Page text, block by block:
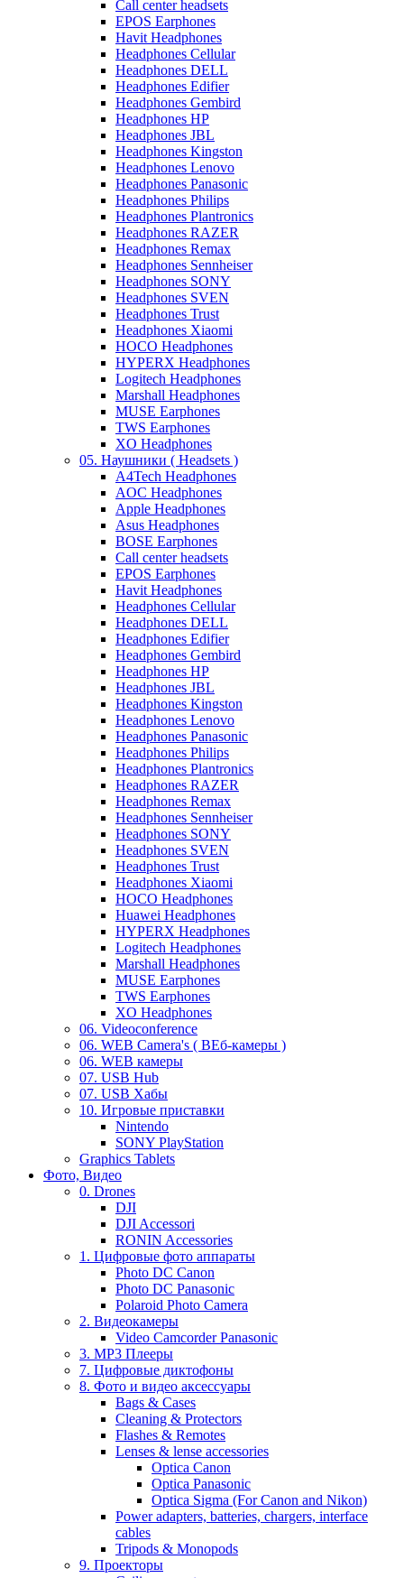
Call center headsets
EPOS Earphones
Havit Headphones
Headphones Cellular
Headphones DELL
Headphones Edifier
Headphones Gembird
Headphones HP
Headphones JBL
Headphones Kingston
Headphones Lenovo
Headphones Panasonic
Headphones Philips
Headphones Plantronics
Headphones RAZER
Headphones Remax
Headphones Sennheiser
Headphones SONY
Headphones SVEN
Headphones Trust
Headphones Xiaomi
HOCO Headphones
HYPERX Headphones
Logitech Headphones
Marshall Headphones
MUSE Earphones
TWS Earphones
XO Headphones
05. Наушники ( Headsets )
A4Tech Headphones
AOC Headphones
Apple Headphones
Asus Headphones
BOSE Earphones
Call center headsets
EPOS Earphones
Havit Headphones
Headphones Cellular
Headphones DELL
Headphones Edifier
Headphones Gembird
Headphones HP
Headphones JBL
Headphones Kingston
Headphones Lenovo
Headphones Panasonic
Headphones Philips
Headphones Plantronics
Headphones RAZER
Headphones Remax
Headphones Sennheiser
Headphones SONY
Headphones SVEN
Headphones Trust
Headphones Xiaomi
HOCO Headphones
Huawei Headphones
HYPERX Headphones
Logitech Headphones
Marshall Headphones
MUSE Earphones
TWS Earphones
XO Headphones
06. Videoconference
06. WEB Camera's ( ВЕб-камеры )
06. WEB камеры
07. USB Hub
07. USB Хабы
10. Игровые приставки
Nintendo
SONY PlayStation
Graphics Tablets
Фото, Видео
0. Drones
DJI
DJI Accessori
RONIN Accessories
1. Цифровые фото аппараты
Photo DC Canon
Photo DC Panasonic
Polaroid Photo Camera
2. Видеокамеры
Video Camcorder Panasonic
3. MP3 Плееры
7. Цифровые диктофоны
8. Фото и видео аксессуары
Bags & Cases
Cleaning & Protectors
Flashes & Remotes
Lenses & lense accessories
Optica Canon
Optica Panasonic
Optica Sigma (For Canon and Nikon)
Power adapters, batteries, chargers, interface
cables
Tripods & Monopods
9. Проекторы